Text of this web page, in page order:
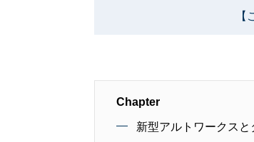
【
Chapter
新型アルトワークス